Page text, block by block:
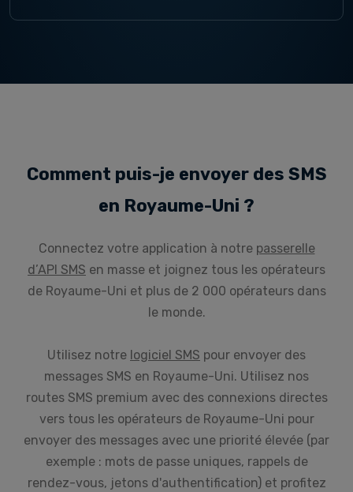
Comment puis-je envoyer des SMS
en Royaume-Uni ?
Connectez votre application à notre passerelle
d’API SMS en masse et joignez tous les opérateurs
de Royaume-Uni et plus de 2 000 opérateurs dans
le monde.
Utilisez notre logiciel SMS pour envoyer des
messages SMS en Royaume-Uni. Utilisez nos
routes SMS premium avec des connexions directes
vers tous les opérateurs de Royaume-Uni pour
envoyer des messages avec une priorité élevée (par
exemple : mots de passe uniques, rappels de
rendez-vous, jetons d'authentification) et profitez